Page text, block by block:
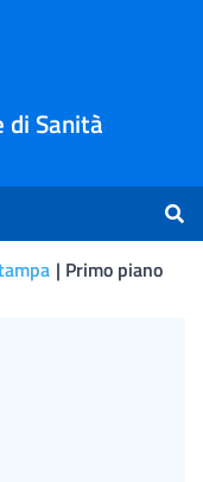
Sanità
Primo piano